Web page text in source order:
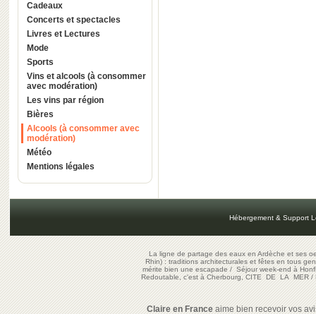
Cadeaux
Concerts et spectacles
Livres et Lectures
Mode
Sports
Vins et alcools (à consommer
avec modération)
Les vins par région
Bières
Alcools (à consommer avec
modération)
Météo
Mentions légales
Hébergement & Support
La ligne de partage des eaux en Ardèche et ses
Rhin) : traditions architecturales et fêtes en tous
mérite bien une escapade/Séjour week-end à
Redoutable, c'est à Cherbourg, CITE DE LA MER/
Claire en Franceaime bien recevoir vos